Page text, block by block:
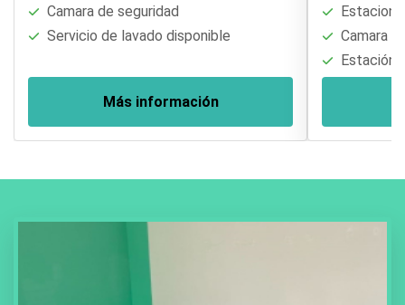
Camara de seguridad
Servicio de lavado disponible
Más información
Camara
Estación